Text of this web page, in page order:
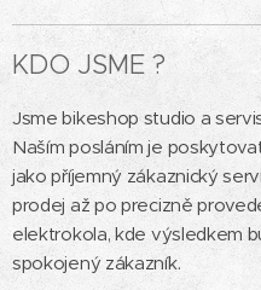
KDO JSME ?
Jsme bikeshop studio a
Naším posláním je
jako příjemný zákaznický
prodej až po precizně
elektrokola, kde výsledkem
spokojený zákazník.